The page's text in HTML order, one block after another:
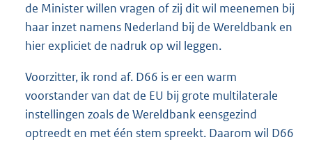
de Minister willen vragen of zij dit wil meenemen bij
haar inzet namens Nederland bij de Wereldbank en
hier expliciet de nadruk op wil leggen.
Voorzitter, ik rond af. D66 is er een warm
voorstander van dat de EU bij grote multilaterale
instellingen zoals de Wereldbank eensgezind
optreedt en met één stem spreekt. Daarom wil D66